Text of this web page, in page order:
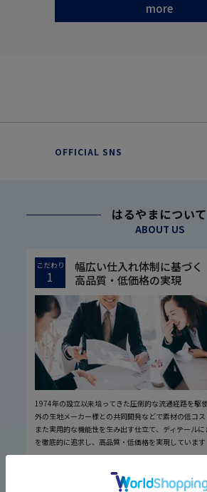
more
OFFICIAL SNS
はるやまについて
ABOUT US
こだわり
1
幅広い仕入れ体制に基づく
高品質・低価格の実現
1974年の設立以来培ってきた圧倒的な流通経路を駆
外の生地メーカー様との共同開発などで素材の低コス
また実用的な機能性を生み出す仕立て、ディテール
を徹底的に追求し、高品質・低価格を実現しています
厳しい品質管理体制に基づ